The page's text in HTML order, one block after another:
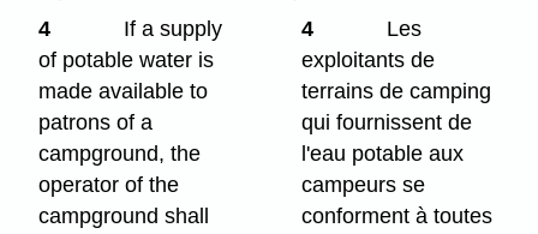
4
If a supply
of potable water is
made available to
patrons of a
campground, the
operator of the
campground shall
4
Les
exploitants de
terrains de camping
qui fournissent de
l'eau potable aux
campeurs se
conforment à toutes